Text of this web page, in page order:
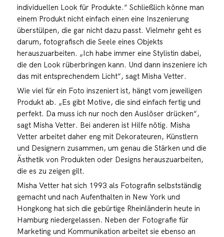
individuellen Look für Produkte.“ Schließlich könne man
einem Produkt nicht einfach einen eine Inszenierung
überstülpen, die gar nicht dazu passt. Vielmehr geht es
darum, fotografisch die Seele eines Objekts
herauszuarbeiten. „Ich habe immer eine Stylistin dabei,
die den Look rüberbringen kann. Und dann inszeniere ich
das mit entsprechendem Licht“, sagt Misha Vetter.
Wie viel für ein Foto inszeniert ist, hängt vom jeweiligen
Produkt ab. „Es gibt Motive, die sind einfach fertig und
perfekt. Da muss ich nur noch den Auslöser drücken“,
sagt Misha Vetter. Bei anderen ist Hilfe nötig. Misha
Vetter arbeitet daher eng mit Dekorateuren, Künstlern
und Designern zusammen, um genau die Stärken und die
Ästhetik von Produkten oder Designs herauszuarbeiten,
die es zu zeigen gilt.
Misha Vetter hat sich 1993 als Fotografin selbstständig
gemacht und nach Aufenthalten in New York und
Hongkong hat sich die gebürtige Rheinländerin heute in
Hamburg niedergelassen. Neben der Fotografie für
Marketing und Kommunikation arbeitet sie ebenso an